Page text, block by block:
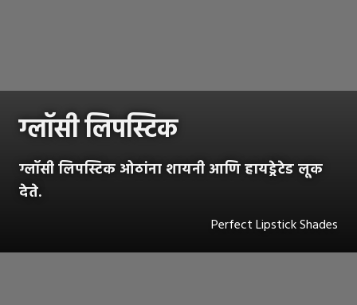
ग्लॉसी लिपस्टिक
ग्लॉसी लिपस्टिक ओठांना शायनी आणि हायड्रेटेड लूक
देते.
Perfect Lipstick Shades